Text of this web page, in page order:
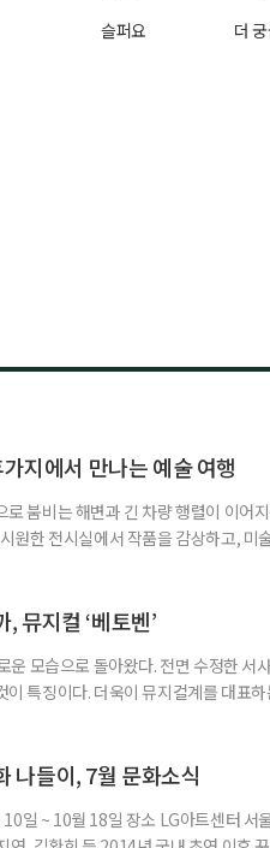
슬퍼요 더
지에서 만나는 예술 여행
붐비는 해변과 긴 차량 행렬이 이어
원한 전시실에서 작품을 감상하고, 미
슬라아트월드는 빼놓기 아쉬운 곳이
뮤지컬 ‘베토벤’
운 모습으로 돌아왔다. 전면 수정한 서
이 특징이다. 더욱이 뮤지컬계를 대표
호중, •베티마 브렌타노 : 성민재, 유연
나들이, 7월 문화소식
~ 10월 18일 장소 LG아트센터 서